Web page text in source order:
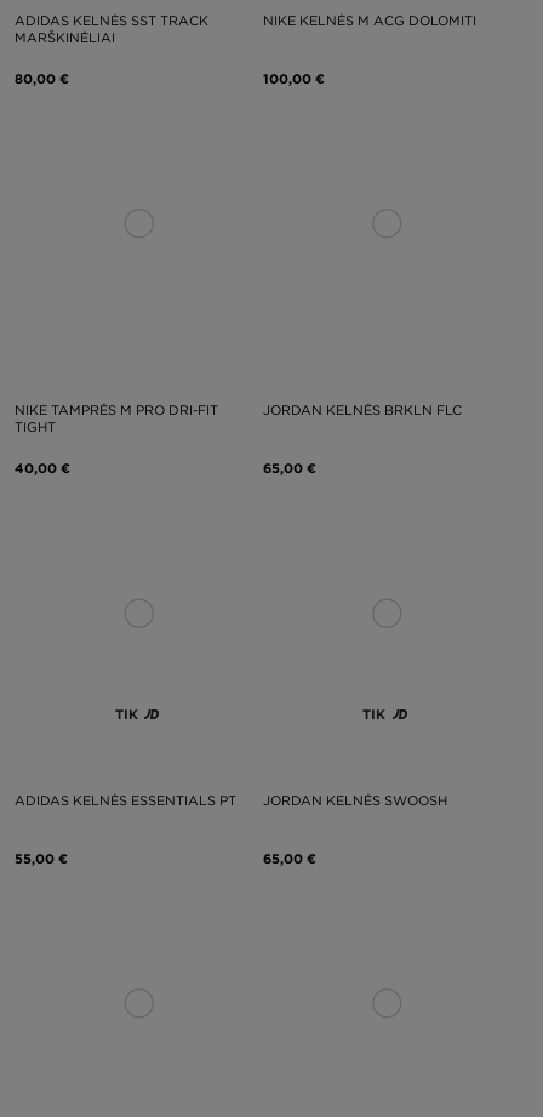
ADIDAS KELNĖS SST TRACK
MARŠKINĖLIAI
80,00 €
NIKE KELNĖS M ACG DOLOMITI
100,00 €
NIKE TAMPRĖS M PRO DRI-FIT
TIGHT
40,00 €
JORDAN KELNĖS BRKLN FLC
65,00 €
TIK
ADIDAS KELNĖS ESSENTIALS PT
55,00 €
TIK
JORDAN KELNĖS SWOOSH
65,00 €